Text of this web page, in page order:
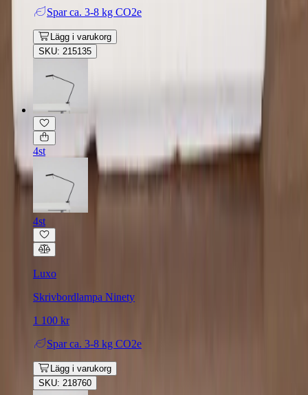
Spar ca. 3-8 kg CO2e
Lägg i varukorg
SKU: 215135
4st
4st
Luxo
Skrivbordlampa Ninety
1 100 kr
Spar ca. 3-8 kg CO2e
Lägg i varukorg
SKU: 218760